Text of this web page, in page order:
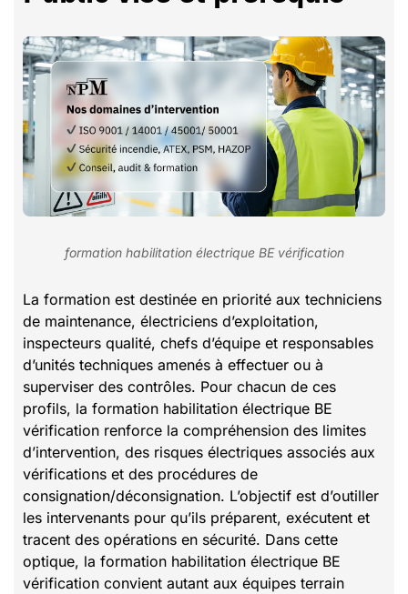
formation habilitation électrique BE vérification
La formation est destinée en priorité aux techniciens
de maintenance, électriciens d’exploitation,
inspecteurs qualité, chefs d’équipe et responsables
d’unités techniques amenés à effectuer ou à
superviser des contrôles. Pour chacun de ces
profils, la formation habilitation électrique BE
vérification renforce la compréhension des limites
d’intervention, des risques électriques associés aux
vérifications et des procédures de
consignation/déconsignation. L’objectif est d’outiller
les intervenants pour qu’ils préparent, exécutent et
tracent des opérations en sécurité. Dans cette
optique, la formation habilitation électrique BE
vérification convient autant aux équipes terrain